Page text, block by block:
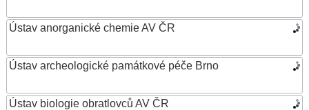
Ústav anorganické chemie AV ČR
Ústav archeologické památkové péče Brno
Ústav biologie obratlovců AV ČR